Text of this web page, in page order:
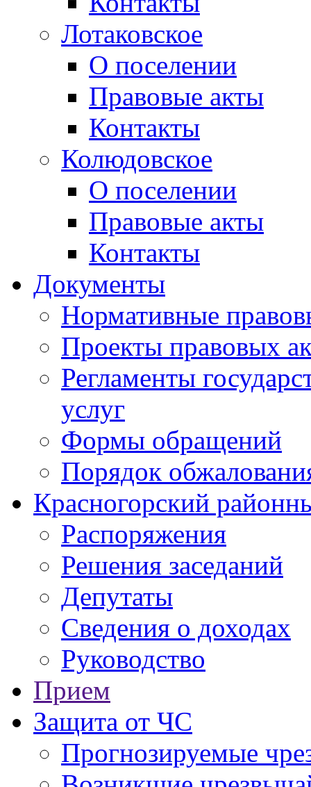
Лотаковское
О поселении
Правовые акты
Контакты
Колюдовское
О поселении
Правовые акты
Контакты
Документы
Нормативные
Проекты правовых
Регламенты
услуг
Формы обращений
Порядок
Красногорский
Распоряжения
Решения заседаний
Депутаты
Сведения о доходах
Руководство
Прием
Защита от ЧС
Прогнозируемые